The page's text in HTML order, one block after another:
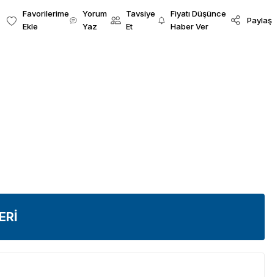
Yorum
Yaz
Tavsiye
Et
Fiyatı Düşünce
Haber Ver
Paylaş